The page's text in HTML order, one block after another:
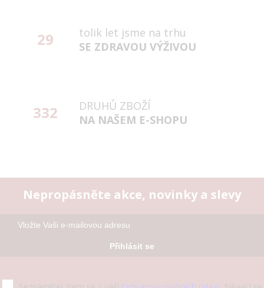
29
tolik let jsme na trhu
SE ZDRAVOU VÝŽIVOU
332
DRUHŮ ZBOŽÍ
NA NAŠEM E-SHOPU
Nepropásněte akce, novinky a slevy
Přihlásit se